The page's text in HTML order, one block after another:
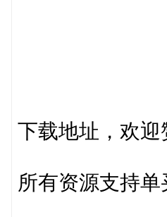
下载地址，欢
所有资源支持